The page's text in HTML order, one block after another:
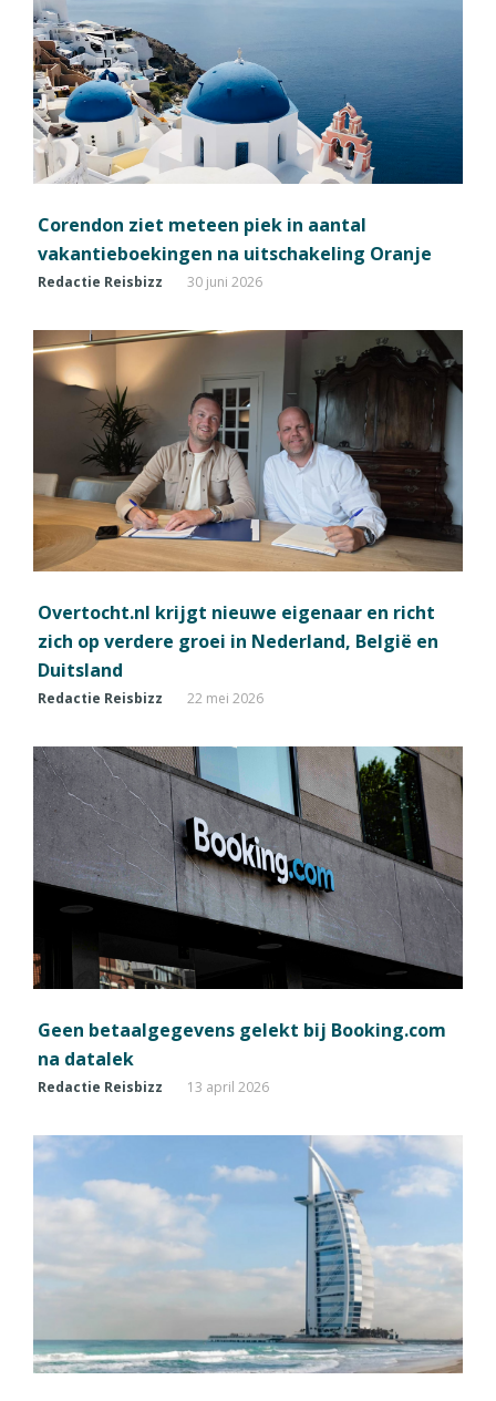
Corendon ziet meteen piek in aantal
vakantieboekingen na uitschakeling Oranje
Redactie Reisbizz 30 juni 2026
Overtocht.nl krijgt nieuwe eigenaar en richt
zich op verdere groei in Nederland, België en
Duitsland
Redactie Reisbizz 22 mei 2026
Geen betaalgegevens gelekt bij Booking.com
na datalek
Redactie Reisbizz 13 april 2026